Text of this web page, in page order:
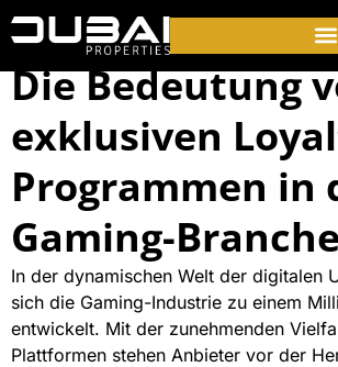
Die Bedeutung
exklusiven
Programmen in
Gaming-Branche
In der dynamischen Welt der digitalen
sich die Gaming-Industrie zu einem
entwickelt. Mit der zunehmenden
Plattformen stehen Anbieter vor der